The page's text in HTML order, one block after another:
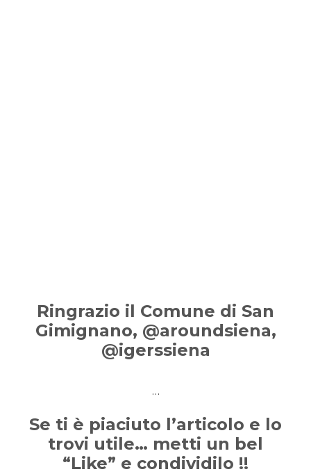
Ringrazio il Comune di San
Gimignano, @aroundsiena,
@igerssiena
…
Se ti è piaciuto l’articolo e lo
trovi utile… metti un bel
“Like” e condividilo !!